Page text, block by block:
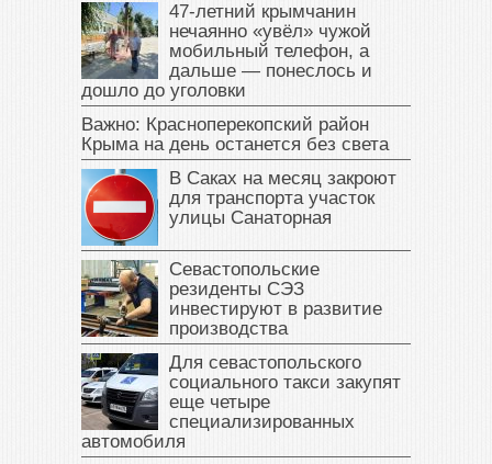
47‑летний крымчанин
нечаянно «увёл» чужой
мобильный телефон, а
дальше — понеслось и
дошло до уголовки
Важно: Красноперекопский район
Крыма на день останется без света
В Саках на месяц закроют
для транспорта участок
улицы Санаторная
Севастопольские
резиденты СЭЗ
инвестируют в развитие
производства
Для севастопольского
социального такси закупят
еще четыре
специализированных
автомобиля